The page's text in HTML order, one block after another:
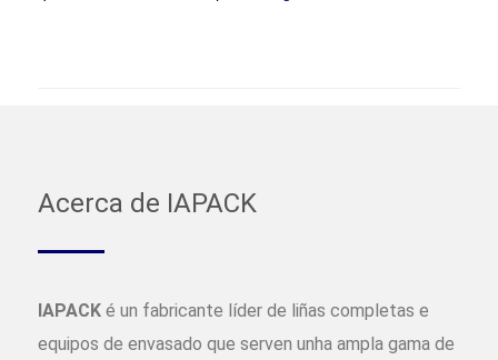
Acerca de IAPACK
IAPACK é un fabricante líder de liñas completas e
equipos de envasado que serven unha ampla gama de